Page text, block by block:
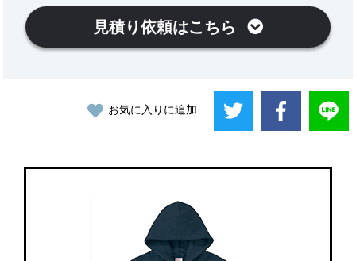
見積り依頼はこちら
お気に入りに追加